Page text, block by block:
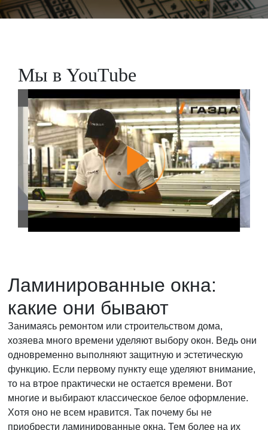
Мы в YouTube
Ламинированные окна:
какие они бывают
Занимаясь ремонтом или строительством дома,
хозяева много времени уделяют выбору окон. Ведь они
одновременно выполняют защитную и эстетическую
функцию. Если первому пункту еще уделяют внимание,
то на втрое практически не остается времени. Вот
многие и выбирают классическое белое оформление.
Хотя оно не всем нравится. Так почему бы не
приобрести ламинированные окна. Тем более на их